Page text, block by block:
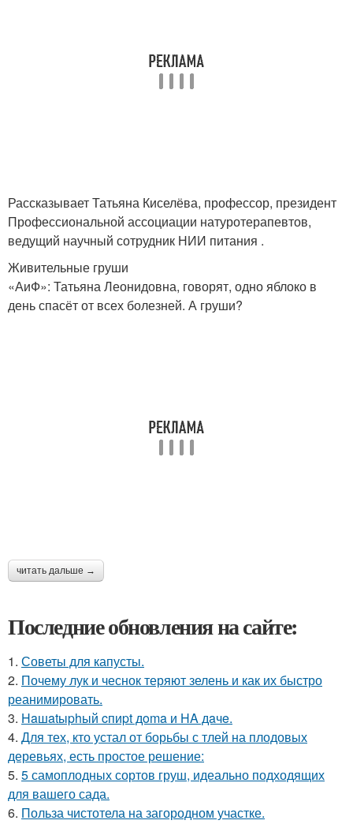
Рассказывает Татьяна Киселёва, профессор, президент
Профессиональной ассоциации натуротерапевтов,
ведущий научный сотрудник НИИ питания .
Живительные груши
«АиФ»: Татьяна Леонидовна, говорят, одно яблоко в
день спасёт от всех болезней. А груши?
читать дальше →
Последние обновления на сайте:
1. Советы для капусты.
2. Почему лук и чеснок теряют зелень и как их быстро
реанимировать.
3. Haшatыphый cпиpt дoma и HA дaчe.
4. Для тех, кто устал от борьбы с тлей на плодовых
деревьях, есть простое решение:
5. 5 самоплодных сортов груш, идеально подходящих
для вашего сада.
6. Польза чистотела на загородном участке.